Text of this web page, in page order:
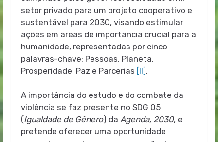
setor privado para um projeto cooperativo e
sustentável para 2030, visando estimular
ações em áreas de importância crucial para a
humanidade, representadas por cinco
palavras-chave: Pessoas, Planeta,
Prosperidade, Paz e Parcerias [II] .
A importância do estudo e do combate da
violência se faz presente no SDG 05
(Igualdade de Gênero) da Agenda, 2030, e
pretende oferecer uma oportunidade